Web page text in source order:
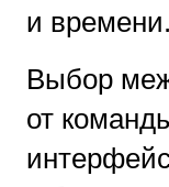
и
Выбор
от